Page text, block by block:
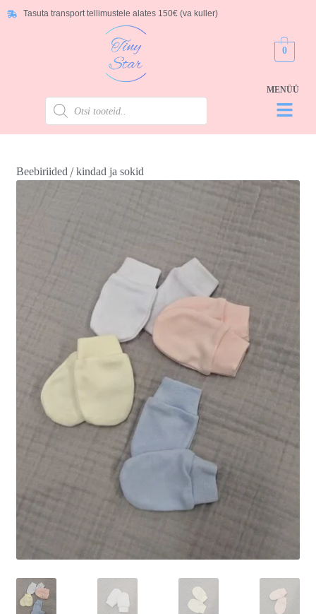
Tasuta transport tellimustele alates 150€ (va kuller)
0
Beebiriided/kindad ja sokid